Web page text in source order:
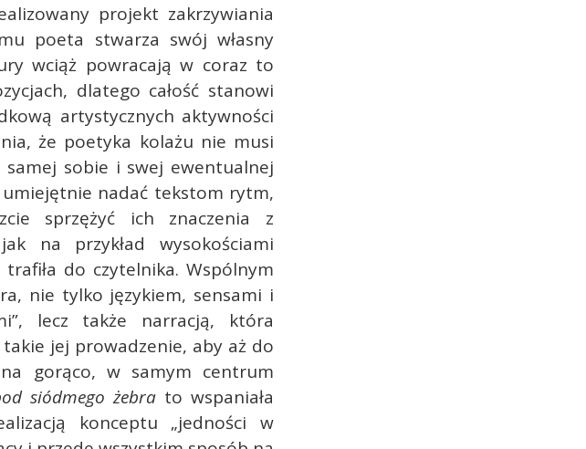
projekt zakrzywiania
poeta stwarza swój własny
wciąż powracają w coraz to
dlatego całość stanowi
artystycznych aktywności
że poetyka kolażu nie musi
samej sobie i swej ewentualnej
umiejętnie nadać tekstom rytm,
sprzężyć ich znaczenia z
na przykład wysokościami
trafiła do czytelnika. Wspólnym
nie tylko językiem, sensami i
lecz także narracją, która
jej prowadzenie, aby aż do
na gorąco, w samym centrum
siódmego żebra to wspaniała
konceptu „jedności w